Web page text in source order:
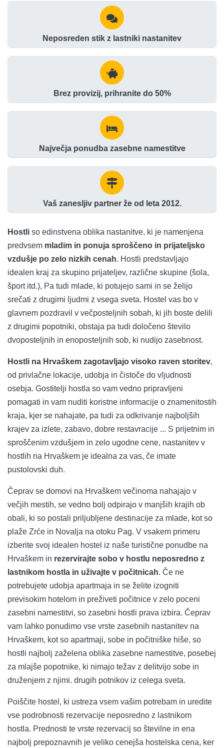
Neposreden stik z lastniki nastanitev
Brez provizij, prihranite do 50%
Največja ponudba zasebne namestitve
Vaš zanesljiv partner že od leta 2012.
Hostli so edinstvena oblika nastanitve, ki je namenjena
predvsem mladim in ponuja sproščeno in prijateljsko
vzdušje po zelo nizkih cenah. Hostli predstavljajo
idealen kraj za skupino prijateljev, različne skupine (šola,
šport itd.), Pa tudi mlade, ki potujejo sami in se želijo
srečati z drugimi ljudmi z vsega sveta. Hostel vas bo v
glavnem pozdravil v večposteljnih sobah, ki jih boste delili
z drugimi popotniki, obstaja pa tudi določeno število
dvoposteljnih in enoposteljnih sob, ki nudijo zasebnost.
Hostli na Hrvaškem zagotavljajo visoko raven storitev,
od privlačne lokacije, udobja in čistoče do vljudnosti
osebja. Gostitelji hostla so vam vedno pripravljeni
pomagati in vam nuditi koristne informacije o znamenitostih
kraja, kjer se nahajate, pa tudi za odkrivanje najboljših
krajev za izlete, zabavo, dobre restavracije ... S prijetnim in
sproščenim vzdušjem in zelo ugodne cene, nastanitev v
hostlih na Hrvaškem je idealna za vas, če imate
pustolovski duh.
Čeprav se domovi na Hrvaškem večinoma nahajajo v
večjih mestih, se vedno bolj odpirajo v manjših krajih ob
obali, ki so postali priljubljene destinacije za mlade, kot so
plaže Zrće in Novalja na otoku Pag. V vsakem primeru
izberite svoj idealen hostel iz naše turistične ponudbe na
Hrvaškem in rezervirajte sobo v hostlu neposredno z
lastnikom hostla in uživajte v počitnicah. Če ne
potrebujete udobja apartmaja in se želite izogniti
previsokim hotelom in preživeti počitnice v zelo poceni
zasebni namestitvi, so zasebni hostli prava izbira. Čeprav
vam lahko ponudimo vse vrste zasebnih nastanitev na
Hrvaškem, kot so apartmaji, sobe in počitniške hiše, so
hostli najbolj zaželena oblika zasebne namestitve, posebej
za mlajše popotnike, ki nimajo težav z delitvijo sobe in
druženjem z njimi. drugih potnikov iz celega sveta.
Poiščite hostel, ki ustreza vsem vašim potrebam in uredite
vse podrobnosti rezervacije neposredno z lastnikom
hostla. Prednosti te vrste rezervacij so številne in ena
najbolj prepoznavnih je veliko cenejša hostelska cena, ker